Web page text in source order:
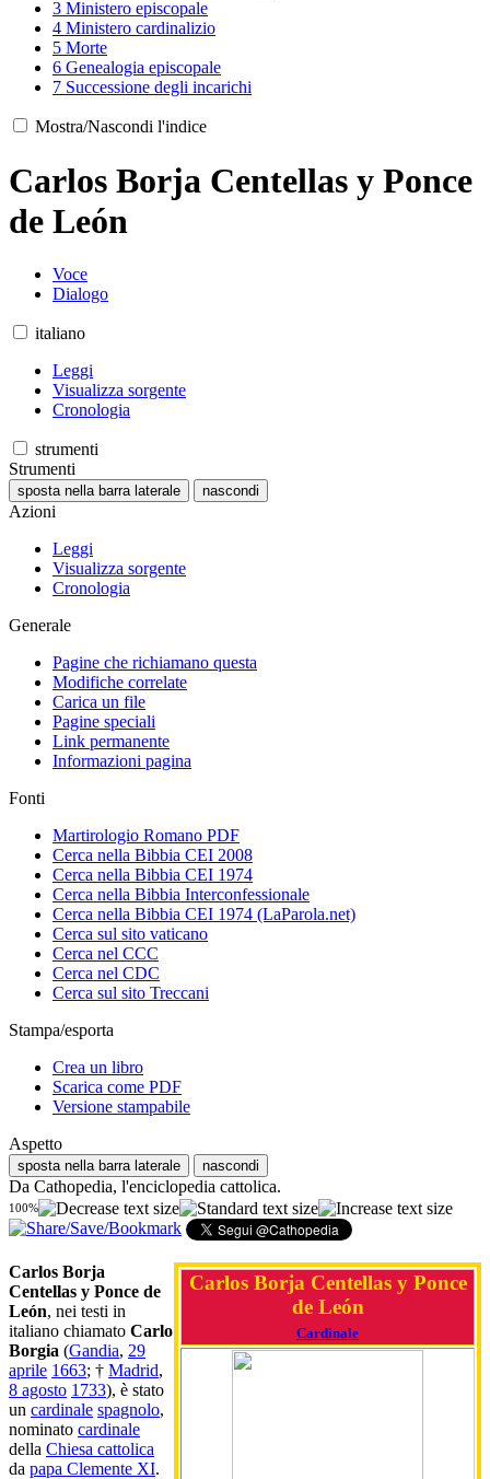
3 Ministero episcopale
4 Ministero cardinalizio
5 Morte
6 Genealogia episcopale
7 Successione degli incarichi
Mostra/Nascondi l'indice
Carlos Borja Centellas y Ponce
de León
Voce
Dialogo
italiano
Leggi
Visualizza sorgente
Cronologia
strumenti
Strumenti
sposta nella barra laterale nascondi
Azioni
Leggi
Visualizza sorgente
Cronologia
Generale
Pagine che richiamano questa
Modifiche correlate
Carica un file
Pagine speciali
Link permanente
Informazioni pagina
Fonti
Martirologio Romano PDF
Cerca nella Bibbia CEI 2008
Cerca nella Bibbia CEI 1974
Cerca nella Bibbia Interconfessionale
Cerca nella Bibbia CEI 1974 (LaParola.net)
Cerca sul sito vaticano
Cerca nel CCC
Cerca nel CDC
Cerca sul sito Treccani
Stampa/esporta
Crea un libro
Scarica come PDF
Versione stampabile
Aspetto
sposta nella barra laterale nascondi
Da Cathopedia, l'enciclopedia cattolica.
100%
Carlos Borja Centellas y Ponce
de León
Cardinale
Carlos Borja
Centellas y Ponce de
León, nei testi in
italiano chiamato Carlo
Borgia (Gandia, 29
aprile 1663; † Madrid,
8 agosto 1733), è stato
un cardinale spagnolo,
nominato cardinale
della Chiesa cattolica
da papa Clemente XI.